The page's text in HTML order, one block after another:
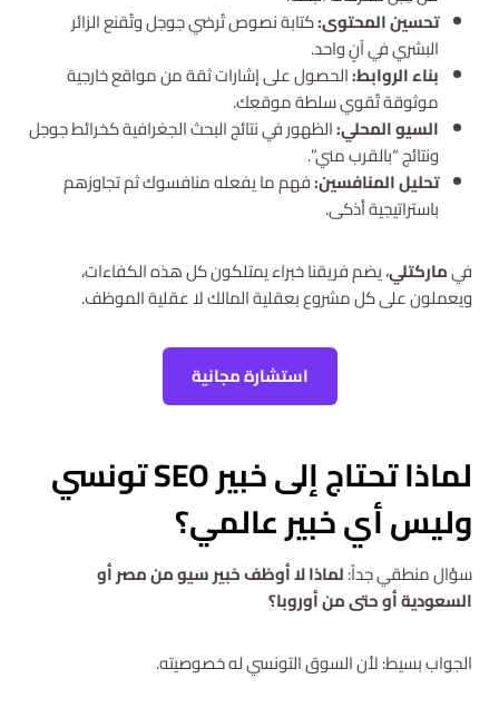
تحسين المحتوى:كتابة نصوص تُرضي جوجل وتُقنع الزائر
البشري في آنٍ واحد.
بناء الروابط:الحصول على إشارات ثقة من مواقع خارجية
موثوقة تُقوي سلطة موقعك.
السيو المحلي:الظهور في نتائج البحث الجغرافية كخرائط جوجل
ونتائج “بالقرب مني”.
تحليل المنافسين:فهم ما يفعله منافسوك ثم تجاوزهم
باستراتيجية أذكى.
فيماركتلي، يضم فريقنا خبراء يمتلكون كل هذه الكفاءات،
ويعملون على كل مشروع بعقلية المالك لا عقلية الموظف.
استشارة مجانية
لماذا تحتاج إلى خبير SEO تونسي
وليس أي خبير عالمي؟
سؤال منطقي جداً:لماذا لا أوظف خبير سيو من مصر أو
السعودية أو حتى من أوروبا؟
الجواب بسيط: لأن السوق التونسي له خصوصيته.